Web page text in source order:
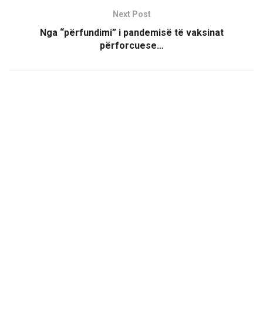
Next Post
Nga “përfundimi” i pandemisë të vaksinat
përforcuese…